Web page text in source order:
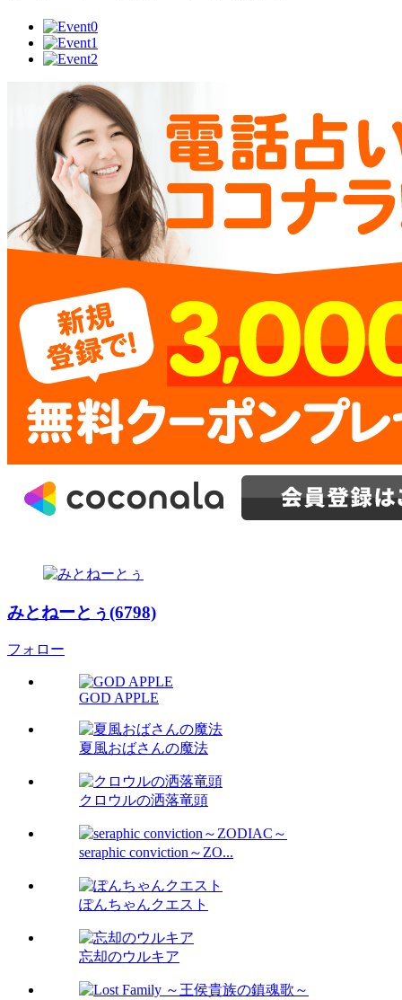
みとねーとぅ(6798)
フォロー
GOD APPLE
夏風おばさんの魔法
クロウルの洒落竜頭
seraphic conviction～ZO...
ぽんちゃんクエスト
忘却のウルキア